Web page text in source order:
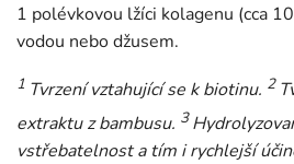
1 polévkovou lžíci kolagenu (cca
vodou nebo džusem.
1 Tvrzení vztahující se k biotinu. 2
extraktu z bambusu. 3
vstřebatelnost a tím i rychlejší